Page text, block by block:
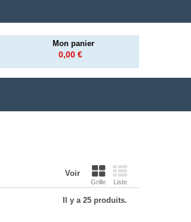
Mon panier
0,00 €
Voir
Grille Liste
Il y a 25 produits.